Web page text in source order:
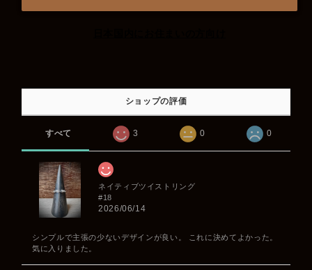
ショップの評価
すべて 3 0 0
ネイティブツイストリング
#18
2026/06/14
シンプルで主張の少ないデザインが良い。 これに決めてよかった。
気に入りました。